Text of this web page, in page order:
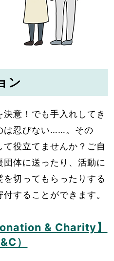
ン
意！でも手入れしてき
は忍びない……。その
役立てませんか？ご自
体に送ったり、活動に
切ってもらったりする
することができます。
& Charity】
）